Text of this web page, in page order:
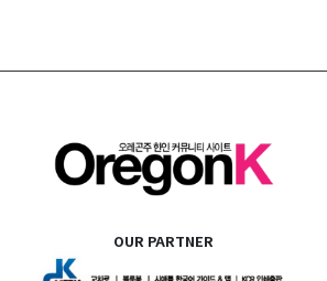
OUR PARTNER